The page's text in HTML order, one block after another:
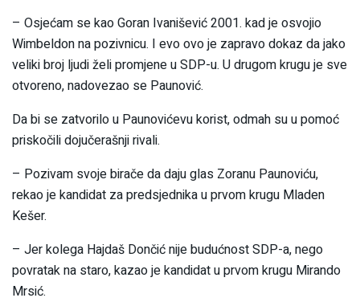
– Osjećam se kao Goran Ivanišević 2001. kad je osvojio
Wimbeldon na pozivnicu. I evo ovo je zapravo dokaz da jako
veliki broj ljudi želi promjene u SDP-u. U drugom krugu je sve
otvoreno, nadovezao se Paunović.
Da bi se zatvorilo u Paunovićevu korist, odmah su u pomoć
priskočili dojučerašnji rivali.
– Pozivam svoje birače da daju glas Zoranu Paunoviću,
rekao je kandidat za predsjednika u prvom krugu Mladen
Kešer.
– Jer kolega Hajdaš Dončić nije budućnost SDP-a, nego
povratak na staro, kazao je kandidat u prvom krugu Mirando
Mrsić.